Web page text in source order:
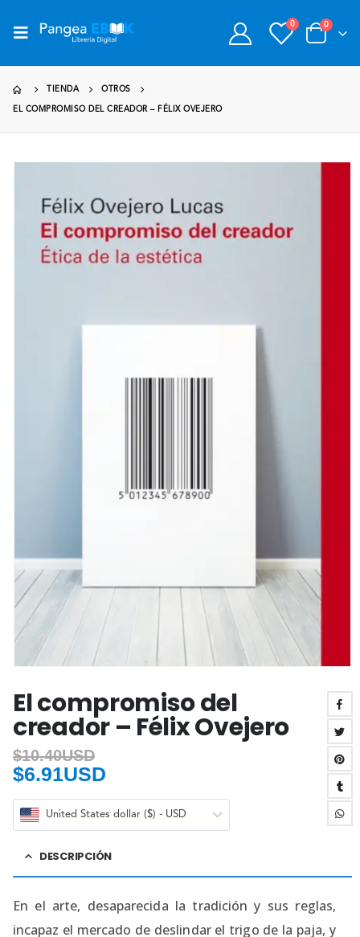
0 0
TIENDA OTROS
EL COMPROMISO DEL CREADOR – FÉLIX OVEJERO
El compromiso del
creador – Félix Ovejero
$10.40USD
$6.91USD
United States dollar ($) - USD
DESCRIPCIÓN
En el arte, desaparecida la tradición y sus reglas,
incapaz el mercado de deslindar el trigo de la paja, y